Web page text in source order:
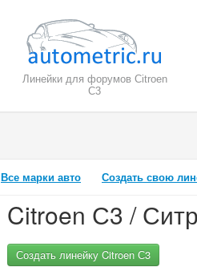
Линейки для форумов Citroen
С3
Все марки авто Создать свою
Citroen С3 /
Создать линейку Citroen С3